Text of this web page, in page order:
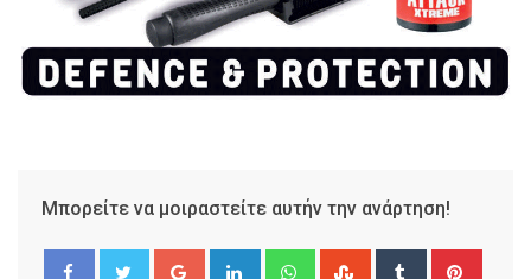
Μπορείτε να μοιραστείτε αυτήν την ανάρτηση!
Google+ LinkedIn WhatsappStumbleUpon
Tumblr